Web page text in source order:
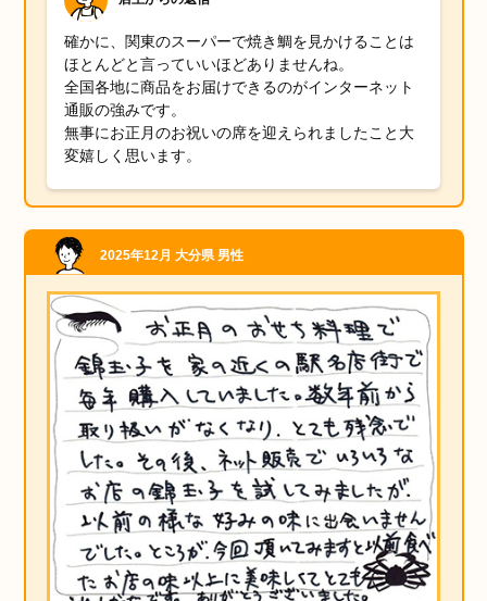
確かに、関東のスーパーで焼き鯛を見かけることは
ほとんどと言っていいほどありませんね。
全国各地に商品をお届けできるのがインターネット
通販の強みです。
無事にお正月のお祝いの席を迎えられましたこと大
変嬉しく思います。
2025年12月 大分県 男性